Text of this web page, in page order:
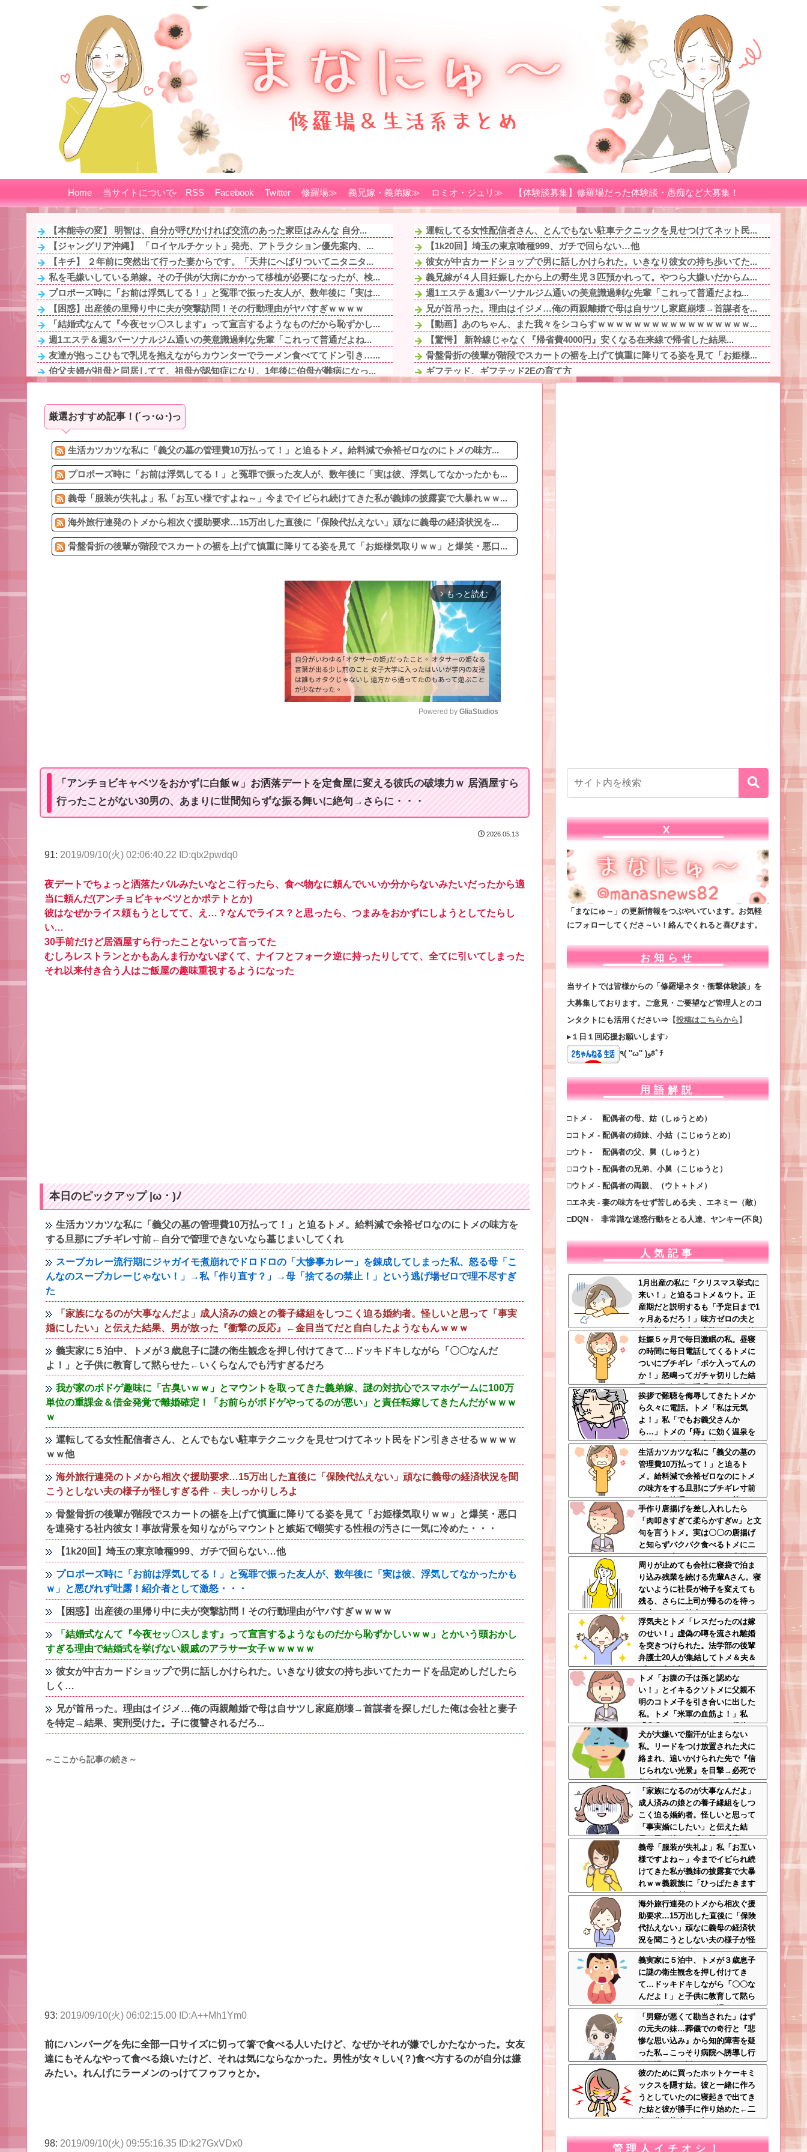
Home 当サイトについて RSS Facebook Twitter 修羅場≫ 義兄嫁・義弟嫁≫ ロミオ・ジュリ≫ 【体験談募集】修羅場だった体験談・愚痴など大募集！
【本能寺の変】 明智は、自分が呼びかければ交流のあった家臣はみんな 自分...
【ジャングリア沖縄】 「ロイヤルチケット」発売、アトラクション優先案内、...
【キチ】 ２年前に突然出て行った妻からです。「天井にへばりついてニタニタ...
私を毛嫌いしている弟嫁。その子供が大病にかかって移植が必要になったが、検...
プロポーズ時に「お前は浮気してる！」と冤罪で振った友人が、数年後に「実は...
【困惑】出産後の里帰り中に夫が突撃訪問！その行動理由がヤバすぎｗｗｗｗ
「結婚式なんて『今夜セッ〇スします』って宣言するようなものだから恥ずかし...
週1エステ＆週3パーソナルジム通いの美意識過剰な先輩「これって普通だよね...
友達が抱っこひもで乳児を抱えながらカウンターでラーメン食べててドン引き…...
伯父夫婦が祖母と同居してて、祖母が認知症になり、1年後に伯母が難病になっ...
スポーツにもに打ち込んで結構いい高校、国立大までいったのになんであんなん...
彼女と定食屋へ行き、俺は大盛り、彼女は普通のを注文。俺「食べるのを手伝っ...
彼氏が私の友達を勝手に評価する。友達の写真を見せたら「この子はモテそう」...
交際1週間の彼と食事後に、彼「女の癖に俺と同じ定食を頼むな。ご飯粒を残ら...
運転してる女性配信者さん、とんでもない駐車テクニックを見せつけてネット民...
【1k20回】埼玉の東京喰種999、ガチで回らない…他
彼女が中古カードショップで男に話しかけられた。いきなり彼女の持ち歩いてた...
義兄嫁が４人目妊娠したから上の野生児３匹預かれって。やつら大嫌いだからム...
週1エステ＆週3パーソナルジム通いの美意識過剰な先輩「これって普通だよね...
兄が首吊った。理由はイジメ…俺の両親離婚で母は自サツし家庭崩壊→首謀者を...
【動画】あのちゃん、また我々をシコらすｗｗｗｗｗｗｗｗｗｗｗｗｗｗｗｗｗ...
【驚愕】 新幹線じゃなく『帰省費4000円』安くなる在来線で帰省した結果...
骨盤骨折の後輩が階段でスカートの裾を上げて慎重に降りてる姿を見て「お姫様...
ギフテッド、ギフテッド2Eの育て方
【悲報】ワイのバイク、バッテリーが上がる他
【驚愕】PTA会長「PTA参加拒否した親へ最終警告。こうなってもいい？」...
厳選おすすめ記事！(´っ･ω･)っ
生活カツカツな私に「義父の墓の管理費10万払って！」と迫るトメ。給料減で余裕ゼロなのにトメの味方...
プロポーズ時に「お前は浮気してる！」と冤罪で振った友人が、数年後に「実は彼、浮気してなかったかも...
義母「服装が失礼よ」私「お互い様ですよね～」今までイビられ続けてきた私が義姉の披露宴で大暴れｗｗ...
海外旅行連発のトメから相次ぐ援助要求…15万出した直後に「保険代払えない」頑なに義母の経済状況を...
骨盤骨折の後輩が階段でスカートの裾を上げて慎重に降りてる姿を見て「お姫様気取りｗｗ」と爆笑・悪口...
arrow_forward_ios もっと読む
t
Powered by GliaStudios
「アンチョビキャベツをおかずに白飯ｗ」お洒落デートを定食屋に変える彼氏の破壊力ｗ 居酒屋すら
行ったことがない30男の、あまりに世間知らずな振る舞いに絶句→さらに・・・
2026.05.13
91: 2019/09/10(火) 02:06:40.22 ID:qtx2pwdq0
夜デートでちょっと洒落たバルみたいなとこ行ったら、食べ物なに頼んでいいか分からないみたいだったから適
当に頼んだ(アンチョビキャベツとかポテトとか)
彼はなぜかライス頼もうとしてて、え…？なんでライス？と思ったら、つまみをおかずにしようとしてたらし
い…
30手前だけど居酒屋すら行ったことないって言ってた
むしろレストランとかもあんま行かないぽくて、ナイフとフォーク逆に持ったりしてて、全てに引いてしまった
それ以来付き合う人はご飯屋の趣味重視するようになった
本日のピックアップ |ω・)ﾉ
生活カツカツな私に「義父の墓の管理費10万払って！」と迫るトメ。給料減で余裕ゼロなのにトメの味方を
する旦那にブチギレ寸前←自分で管理できないなら墓じまいしてくれ
スープカレー流行期にジャガイモ煮崩れでドロドロの「大惨事カレー」を錬成してしまった私、怒る母「こ
んなのスープカレーじゃない！」→私「作り直す？」→母「捨てるの禁止！」という逃げ場ゼロで理不尽すぎ
た
「家族になるのが大事なんだよ」成人済みの娘との養子縁組をしつこく迫る婚約者。怪しいと思って「事実
婚にしたい」と伝えた結果、男が放った『衝撃の反応』←金目当てだと自白したようなもんｗｗｗ
義実家に５泊中、トメが３歳息子に謎の衛生観念を押し付けてきて…ドッキドキしながら「〇〇なんだ
よ！」と子供に教育して黙らせた←いくらなんでも汚すぎるだろ
我が家のボドゲ趣味に「古臭いｗｗ」とマウントを取ってきた義弟嫁、謎の対抗心でスマホゲームに100万
単位の重課金＆借金発覚で離婚確定！「お前らがボドゲやってるのが悪い」と責任転嫁してきたんだがｗｗｗ
ｗ
運転してる女性配信者さん、とんでもない駐車テクニックを見せつけてネット民をドン引きさせるｗｗｗｗ
ｗｗ他
海外旅行連発のトメから相次ぐ援助要求…15万出した直後に「保険代払えない」頑なに義母の経済状況を聞
こうとしない夫の様子が怪しすぎる件 ←夫しっかりしろよ
骨盤骨折の後輩が階段でスカートの裾を上げて慎重に降りてる姿を見て「お姫様気取りｗｗ」と爆笑・悪口
を連発する社内彼女！事故背景を知りながらマウントと嫉妬で嘲笑する性根の汚さに一気に冷めた・・・
【1k20回】埼玉の東京喰種999、ガチで回らない…他
プロポーズ時に「お前は浮気してる！」と冤罪で振った友人が、数年後に「実は彼、浮気してなかったかも
ｗ」と悪びれず吐露！紹介者として激怒・・・
【困惑】出産後の里帰り中に夫が突撃訪問！その行動理由がヤバすぎｗｗｗｗ
「結婚式なんて『今夜セッ〇スします』って宣言するようなものだから恥ずかしいｗｗ」とかいう頭おかし
すぎる理由で結婚式を挙げない親戚のアラサー女子ｗｗｗｗｗ
彼女が中古カードショップで男に話しかけられた。いきなり彼女の持ち歩いてたカードを品定めしだしたら
しく…
兄が首吊った。理由はイジメ…俺の両親離婚で母は自サツし家庭崩壊→首謀者を探しだした俺は会社と妻子
を特定→結果、実刑受けた。子に復讐されるだろ...
～ここから記事の続き～
93: 2019/09/10(火) 06:02:15.00 ID:A++Mh1Ym0
前にハンバーグを先に全部一口サイズに切って箸で食べる人いたけど、なぜかそれが嫌でしかたなかった。女友
達にもそんなやって食べる娘いたけど、それは気にならなかった。男性が女々しい(？)食べ方するのが自分は嫌
みたい。れんげにラーメンのっけてフゥフゥとか。
98: 2019/09/10(火) 09:55:16.35 ID:k27GxVDx0
X
「まなにゅ～」の更新情報をつぶやいています。お気軽
にフォローしてくださ～い！絡んでくれると喜びます。
お知らせ
当サイトでは皆様からの「修羅場ネタ・衝撃体験談」を
大募集しております。ご意見・ご要望など管理人とのコ
ンタクトにも活用ください⇒ 【投稿はこちらから 】
▸１日１回応援お願いします♪
٩( ''ω'' )وﾎﾟﾁ
用語解説
□トメ - 配偶者の母、姑（しゅうとめ）
□コトメ - 配偶者の姉妹、小姑（こじゅうとめ）
□ウト - 配偶者の父、舅（しゅうと）
□コウト - 配偶者の兄弟、小舅（こじゅうと）
□ウトメ - 配偶者の両親、（ウト＋トメ）
□エネ夫 - 妻の味方をせず苦しめる夫 、エネミー（敵）
□DQN - 非常識な迷惑行動をとる人達、ヤンキー(不良)
人気記事
1月出産の私に「クリスマス挙式に
来い！」と迫るコトメ＆ウト。正
産期だと説明するも「予定日まで1
ヶ月あるだろ！」味方ゼロの夫と
冷え切った家庭の末路←命より妹
を優先する夫とは離婚一択
妊娠５ヶ月で毎日激眠の私。昼寝
の時間に毎日電話してくるトメに
ついにブチギレ「ボケ入ってんの
か！」怒鳴ってガチャ切りした結
果ｗｗ←妊婦の睡眠を邪魔する奴
は容赦しない
挨拶で難聴を侮辱してきたトメか
ら久々に電話。トメ「私は元気
よ！」私「でもお義父さんか
ら…」トメの『痔』に効く温泉を
紹介してあげたら大発狂した←お
義父さんノリノリで温泉行ってて
草
生活カツカツな私に「義父の墓の
管理費10万払って！」と迫るト
メ。給料減で余裕ゼロなのにトメ
の味方をする旦那にブチギレ寸前
←自分で管理できないなら墓じま
いしてくれ
手作り唐揚げを差し入れしたら
「肉叩きすぎて柔らかすぎw」と文
句を言うトメ。実は〇〇の唐揚げ
と知らずバクバク食べるトメにニ
ヤニヤが止まらないｗｗ←大嫌い
な食材おいしく食べててワロタ
周りが止めても会社に寝袋で泊ま
り込み残業を続ける先輩Aさん。寝
ないように社長が椅子を変えても
残る、さらに上司が帰るのを待っ
て戻ってくる始末…そんなある
日、出社すると社内が騒然として
いて・・・
浮気夫とトメ「レスだったのは嫁
のせい！」虚偽の噂を流され離婚
を突きつけられた。法学部の後輩
弁護士20人が集結してトメ＆夫＆
プリを完全撃破←後輩たちを可愛
がっていた恩が最高形で返ってき
た
トメ「お腹の子は孫と認めな
い！」とイキるクソトメに父親不
明のコトメ子を引き合いに出した
私。トメ「米軍の血筋よ！」私
「〇〇じゃないですか」←得体の
知れない～はお前（コトメ）のと
ころだろｗ
犬が大嫌いで脂汗が止まらない
私。リードをつけ放置された犬に
絡まれ、追いかけられた先で『信
じられない光景』を目撃→必死で
救急車を呼ぶも犬と取り残され
て・・・
「家族になるのが大事なんだよ」
成人済みの娘との養子縁組をしつ
こく迫る婚約者。怪しいと思って
「事実婚にしたい」と伝えた結
果、男が放った『衝撃の反応』←
金目当てだと自白したようなもん
ｗｗｗ
義母「服装が失礼よ」私「お互い
様ですよね～」今までイビられ続
けてきた私が義姉の披露宴で大暴
れｗｗ義親族に「ひっぱたきます
よ」と釘を刺したったｗｗｗ
海外旅行連発のトメから相次ぐ援
助要求…15万出した直後に「保険
代払えない」頑なに義母の経済状
況を聞こうとしない夫の様子が怪
しすぎる件 ←夫しっかりしろよ
義実家に５泊中、トメが３歳息子
に謎の衛生観念を押し付けてき
て…ドッキドキしながら「〇〇な
んだよ！」と子供に教育して黙ら
せた←いくらなんでも汚すぎるだ
「男癖が悪くて勘当された」はず
の元夫の妹…葬儀での奇行と『悲
惨な思い込み』から知的障害を疑
った私→こっそり病院へ誘導し行
政保護させた話
彼のために買ったホットケーキミ
ックスを隠す姑。彼と一緒に作ろ
うとしていたのに寝起きで出てき
た姑と彼が勝手に作り始めた←二
人で作る約束どこ行ったん…
管理人イチオシ！